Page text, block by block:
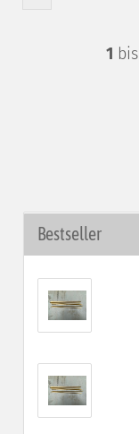
1 bis
Bestseller